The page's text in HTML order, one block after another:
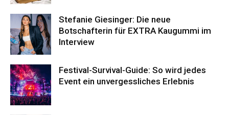
Stefanie Giesinger: Die neue
Botschafterin für EXTRA Kaugummi im
Interview
Festival-Survival-Guide: So wird jedes
Event ein unvergessliches Erlebnis